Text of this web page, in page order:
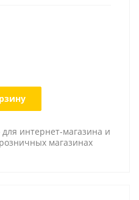
интернет-магазина и
магазинах